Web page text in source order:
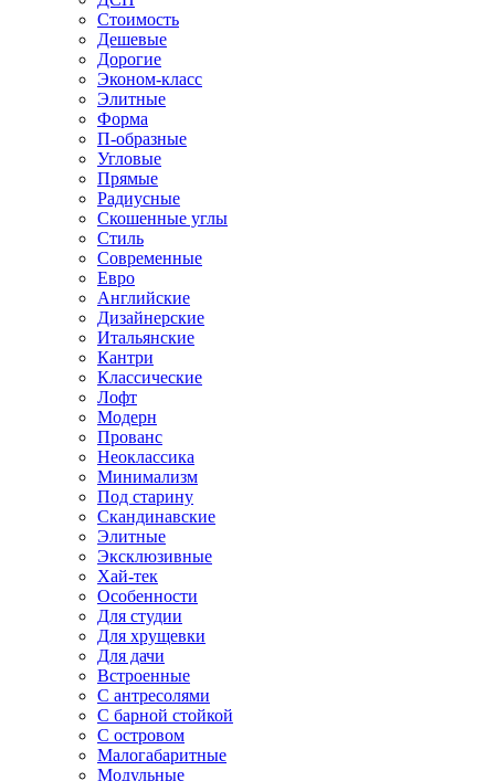
Стоимость
Дешевые
Дорогие
Эконом-класс
Элитные
Форма
П-образные
Угловые
Прямые
Радиусные
Скошенные углы
Стиль
Современные
Евро
Английские
Дизайнерские
Итальянские
Кантри
Классические
Лофт
Модерн
Прованс
Неоклассика
Минимализм
Под старину
Скандинавские
Элитные
Эксклюзивные
Хай-тек
Особенности
Для студии
Для хрущевки
Для дачи
Встроенные
С антресолями
С барной стойкой
С островом
Малогабаритные
Модульные